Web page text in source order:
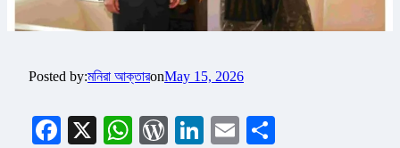
Posted by:মনিরা আক্তারonMay 15, 2026
Facebook
X WhatsApp
WordPress
LinkedIn
Email